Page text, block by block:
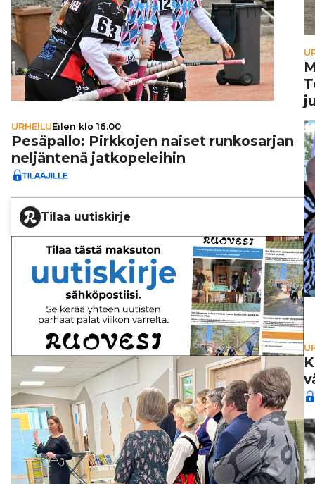
URHEILUEilen klo 16.00
Pesäpallo: Pirkkojen naiset run­ko­sar­jan
nel­jän­tenä jat­ko­pe­lei­hin
Tilaa uutiskirje